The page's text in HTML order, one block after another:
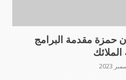
حمزة مقدمة البرامج
الملائك